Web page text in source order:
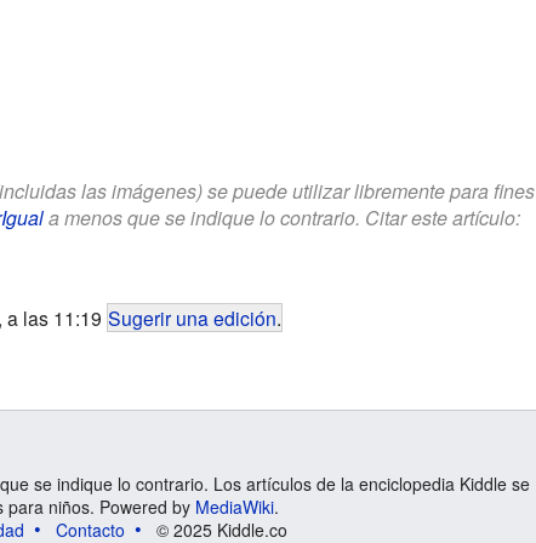
las imágenes) se puede utilizar libremente para fines
a menos que se indique lo contrario. Citar este artículo:
a las 11:19 Sugerir una edición.
se indique lo contrario. Los artículos de la enciclopedia Kiddle se
para niños. Powered by MediaWiki.
Contacto © 2025 Kiddle.co